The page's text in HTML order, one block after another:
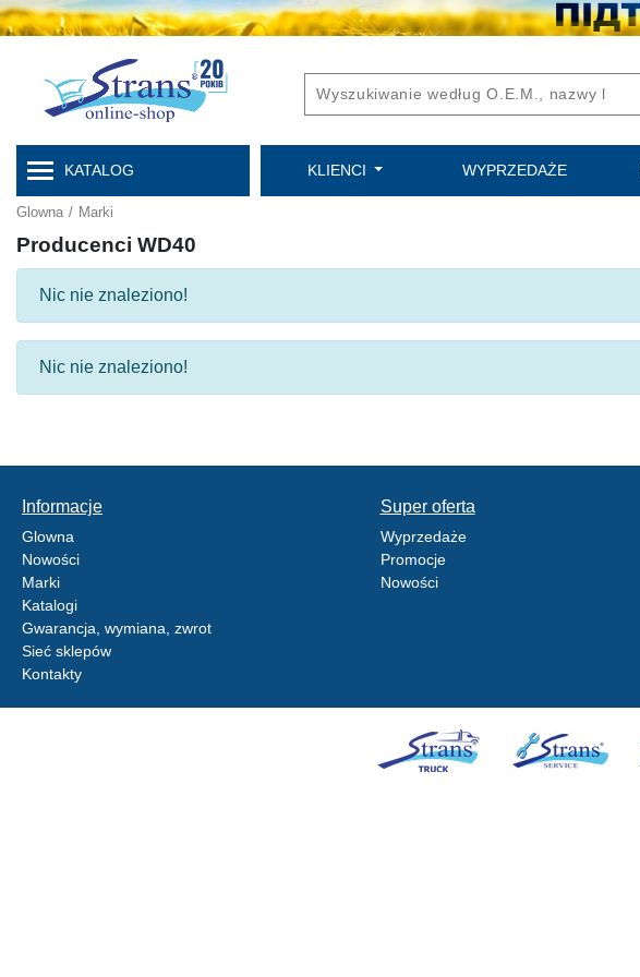
KATALOG KLIENCI WYPRZEDAŻE
Glowna / Marki
Producenci WD40
Nic nie znaleziono!
Nic nie znaleziono!
Informacje
Glowna
Nowości
Marki
Katalogi
Gwarancja, wymiana, zwrot
Sieć sklepów
Kontakty
Super oferta
Wyprzedaże
Promocje
Nowości